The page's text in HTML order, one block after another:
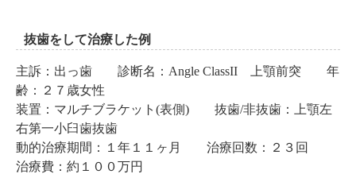
抜歯をして治療した例
主訴：出っ歯 診断名：Angle ClassII 上顎前突 年
齢：２７歳女性
装置：マルチブラケット(表側) 抜歯/非抜歯：上顎左
右第一小臼歯抜歯
動的治療期間：１年１１ヶ月 治療回数：２３回
治療費：約１００万円